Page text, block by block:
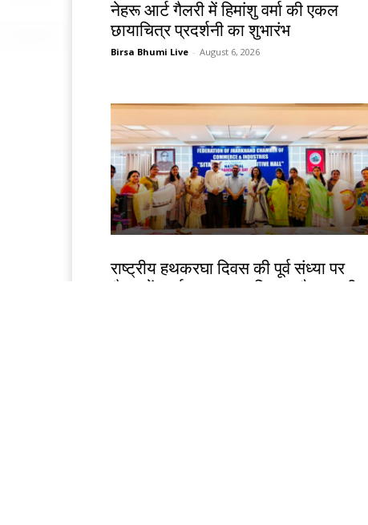
नेहरू आर्ट गैलरी में हिमांशु वर्मा की एकल
छायाचित्र प्रदर्शनी का शुभारंभ
Birsa Bhumi Live - August 6, 2026
राष्ट्रीय हथकरघा दिवस की पूर्व संध्या पर